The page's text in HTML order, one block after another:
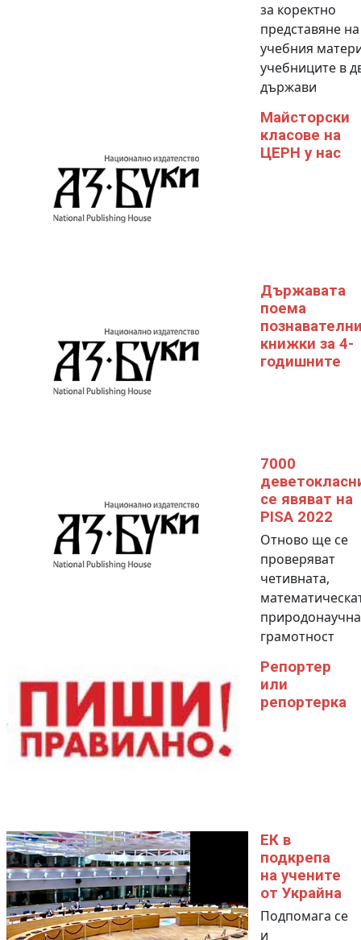
за коректно
представяне на
учебния
учебниците в
държави
Майсторски
класове на
ЦЕРН у нас
Държавата
поема
книжки за 4-
годишните
7000
се явяват на
PISA 2022
Отново ще се
проверяват
четивната,
грамотност
Репортер
или
репортерка
ЕК в
подкрепа
на учените
от Украйна
Подпомага се
и